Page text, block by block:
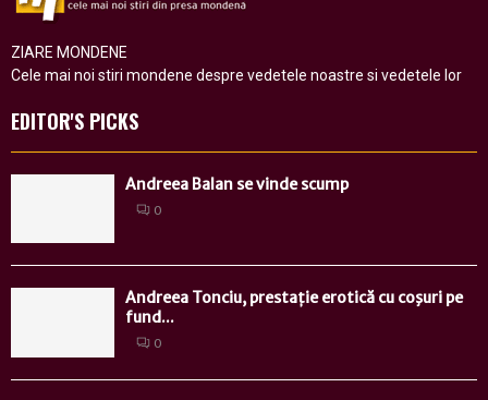
ZIARE MONDENE
Cele mai noi stiri mondene despre vedetele noastre si vedetele lor
EDITOR'S PICKS
Andreea Balan se vinde scump
0
Andreea Tonciu, prestație erotică cu coşuri pe
fund...
0